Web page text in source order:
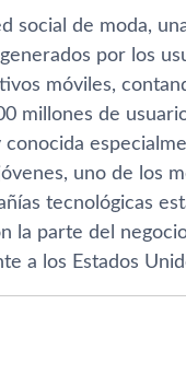
social de moda,
por los
móviles,
millones de
conocida
uno de los
tecnológicas
la parte del
a los Estados